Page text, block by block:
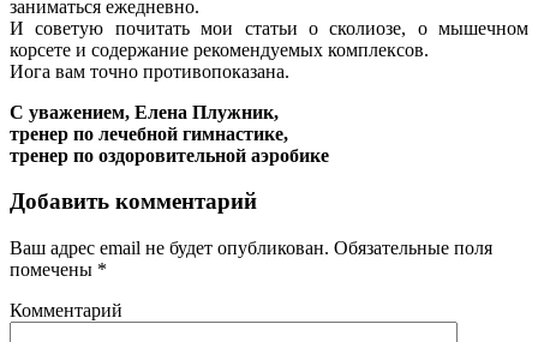
заниматься ежедневно.
И советую почитать мои статьи о сколиозе, о мышечном
корсете и содержание рекомендуемых комплексов.
Иога вам точно противопоказана.
С уважением, Елена Плужник,
тренер по лечебной гимнастике,
тренер по оздоровительной аэробике
Добавить комментарий
Ваш адрес email не будет опубликован. Обязательные поля
помечены *
Комментарий